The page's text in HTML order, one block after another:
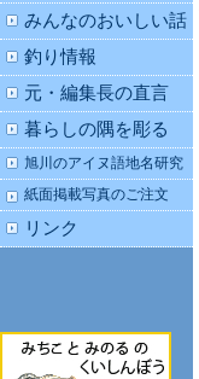
みんなのおいしい話
釣り情報
元・編集長の直言
暮らしの隅を彫る
旭川のアイヌ語地名研究
紙面掲載写真のご注文
リンク